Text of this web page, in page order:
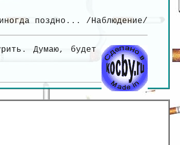
поздно... /Наблюдение/
Думаю, будет